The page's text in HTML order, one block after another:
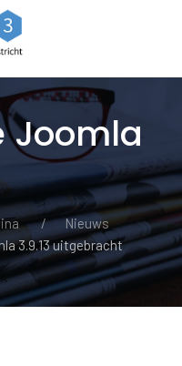
Joomla
Nieuws
3.9.13 uitgebracht